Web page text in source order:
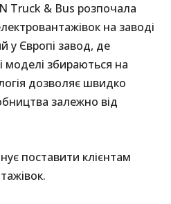
Truck & Bus розпочала
на заводі
Європі завод, де
моделі збираються на
дозволяє швидко
залежно від
поставити клієнтам